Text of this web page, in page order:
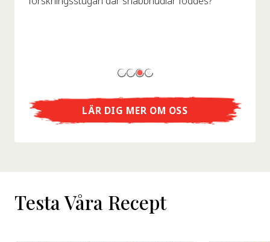
LÄR DIG MER OM OSS
Testa Våra Recept